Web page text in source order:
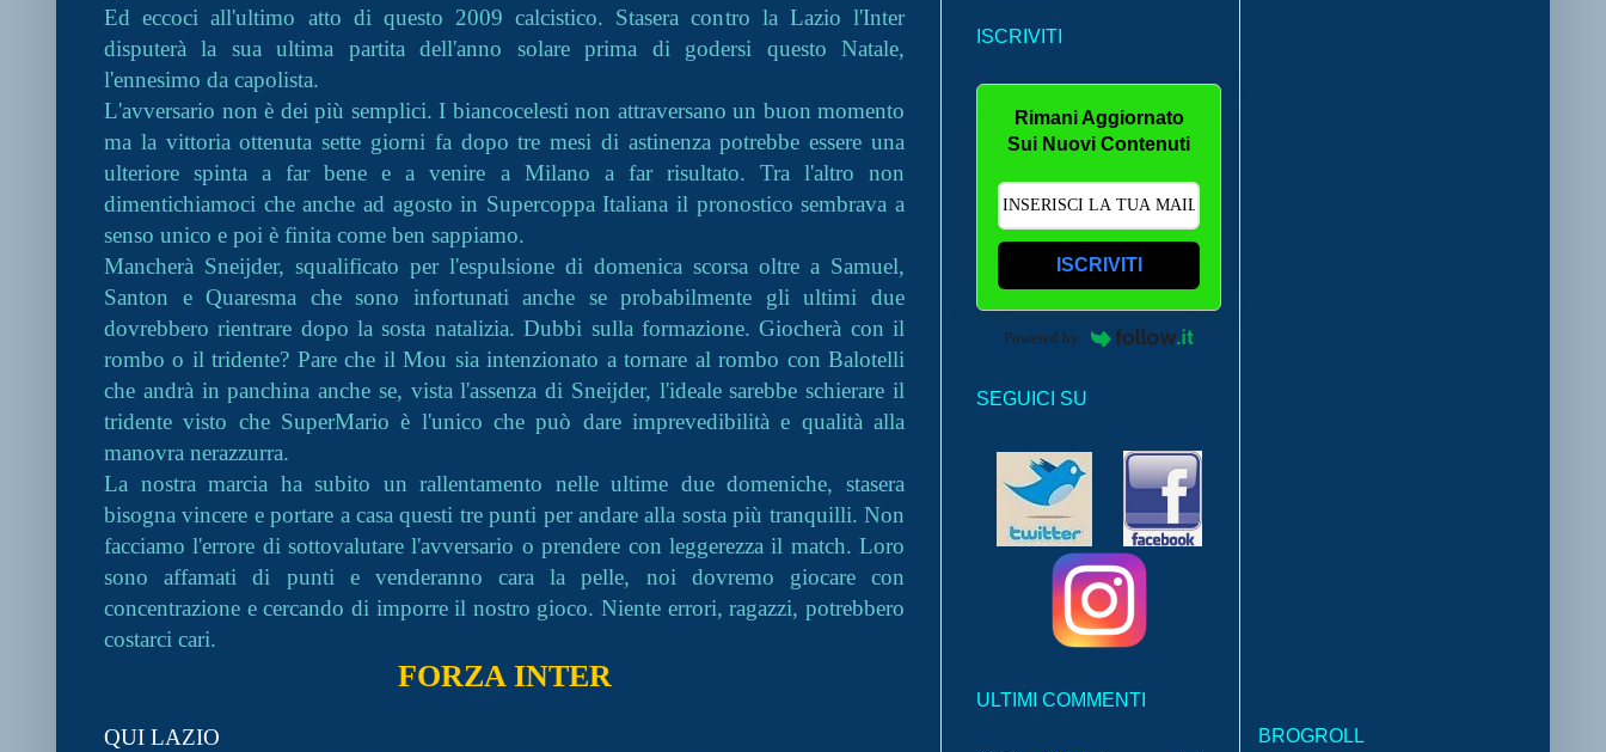
Ed eccoci all'ultimo atto di questo 2009 calcistico. Stasera contro la Lazio l'Inter
disputerà la sua ultima partita dell'anno solare prima di godersi questo Natale,
l'ennesimo da capolista.
L'avversario non è dei più semplici. I biancocelesti non attraversano un buon momento
ma la vittoria ottenuta sette giorni fa dopo tre mesi di astinenza potrebbe essere una
ulteriore spinta a far bene e a venire a Milano a far risultato. Tra l'altro non
dimentichiamoci che anche ad agosto in Supercoppa Italiana il pronostico sembrava a
senso unico e poi è finita come ben sappiamo.
Mancherà Sneijder, squalificato per l'espulsione di domenica scorsa oltre a Samuel,
Santon e Quaresma che sono infortunati anche se probabilmente gli ultimi due
dovrebbero rientrare dopo la sosta natalizia. Dubbi sulla formazione. Giocherà con il
rombo o il tridente? Pare che il Mou sia intenzionato a tornare al rombo con Balotelli
che andrà in panchina anche se, vista l'assenza di Sneijder, l'ideale sarebbe schierare il
tridente visto che SuperMario è l'unico che può dare imprevedibilità e qualità alla
manovra nerazzurra.
La nostra marcia ha subito un rallentamento nelle ultime due domeniche, stasera
bisogna vincere e portare a casa questi tre punti per andare alla sosta più tranquilli. Non
facciamo l'errore di sottovalutare l'avversario o prendere con leggerezza il match. Loro
sono affamati di punti e venderanno cara la pelle, noi dovremo giocare con
concentrazione e cercando di imporre il nostro gioco. Niente errori, ragazzi, potrebbero
costarci cari.
FORZA INTER
QUI LAZIO
ISCRIVITI
Rimani Aggiornato
Sui Nuovi Contenuti
ISCRIVITI
Powered by
SEGUICI SU
ULTIMI COMMENTI
BROGROLL